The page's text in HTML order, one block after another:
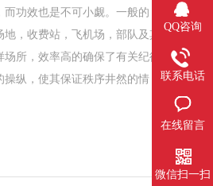
功效也是不可小觑。一般的，它
地，收费站，飞机场，部队及其城
场所，效率高的确保了有关纪律，
操纵，使其保证秩序井然的情
QQ咨询
联系电话
在线留言
微信扫一扫